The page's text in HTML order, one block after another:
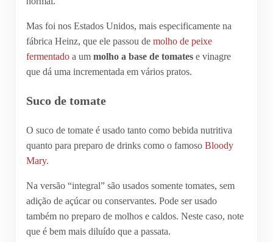
Mas foi nos Estados Unidos, mais especificamente na
fábrica Heinz, que ele passou de molho de peixe
fermentadoa um molho a base de tomatese vinagre
que dá uma incrementada em vários pratos.
Suco de tomate
O suco de tomate é usado tanto como bebida nutritiva
quanto para preparo de drinks como o famoso Bloody
Mary.
Na versão “integral” são usados somente tomates, sem
adição de açúcar ou conservantes. Pode ser usado
também no preparo de molhos e caldos. Neste caso, note
que é bem mais diluído que a passata.